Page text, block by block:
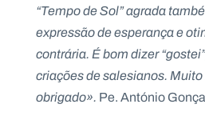
“Tempo de Sol” agrada
expressão de esperança e
contrária. É bom dizer
criações de salesianos.
obrigado». Pe. António